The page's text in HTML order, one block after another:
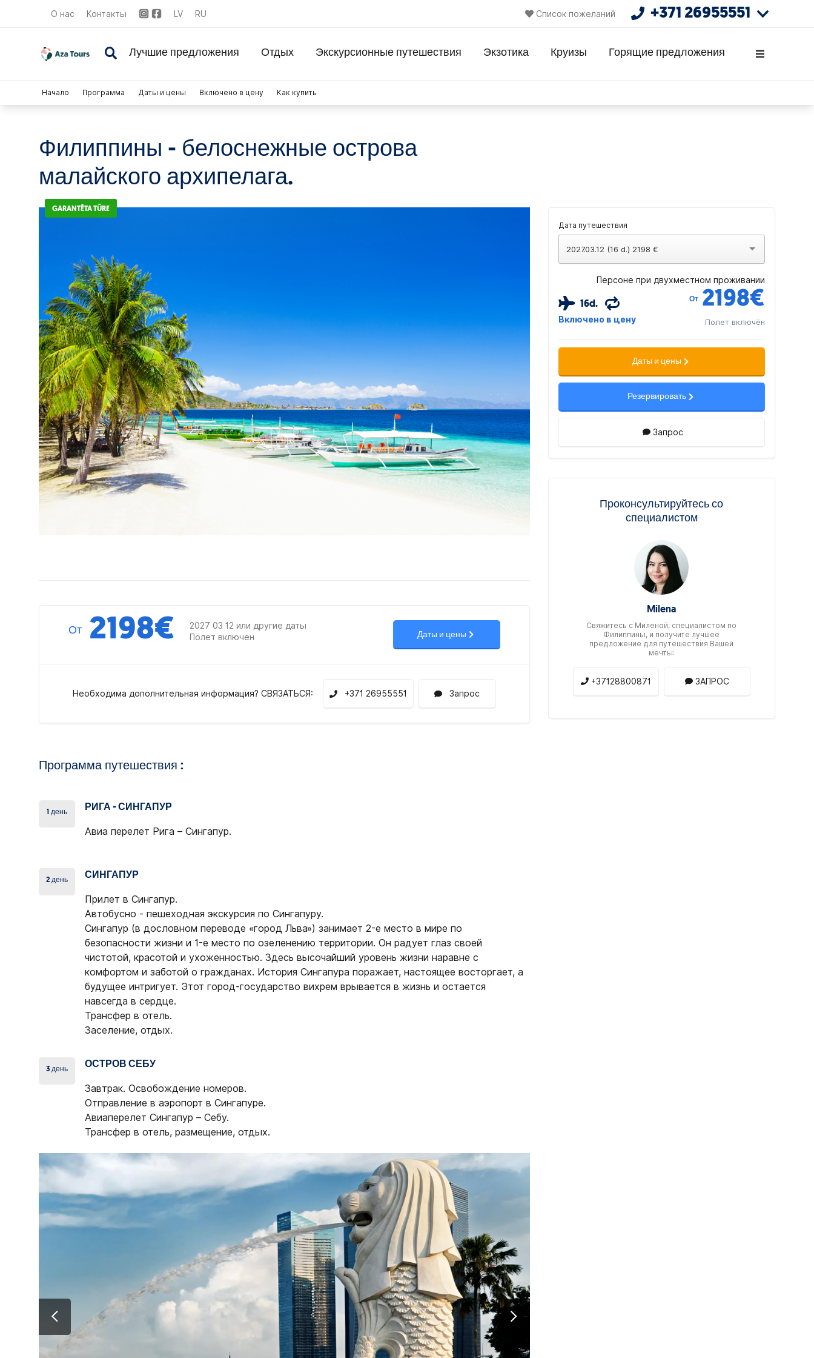
О нас Контакты LV RU Список пожеланий +371 26955551
Лучшие предложения Отдых Экскурсионные путешествия Экзотика Круизы Горящие предложения
Филиппины - белоснежные острова
малайского архипелага.
Начало Программа Даты и цены Включено в цену Как купить
GARANTĒTA TŪRE
От 2198€
2027 03 12 или другие даты
Полет включен
Даты и цены
Необходима дополнительная информация? СВЯЗАТЬСЯ: +371 26955551 Запрос
Программа путешествия :
1 день РИГА - СИНГАПУР
Авиа перелет Рига – Сингапур.
2 день СИНГАПУР
Прилет в Сингапур.
Автобусно - пешеходная экскурсия по Сингапуру.
Сингапур (в дословном переводе «город Льва») занимает 2-е место в мире по
безопасности жизни и 1-е место по озеленению территории. Он радует глаз своей
чистотой, красотой и ухоженностью. Здесь высочайший уровень жизни наравне с
комфортом и заботой о гражданах. История Сингапура поражает, настоящее восторгает, а
будущее интригует. Этот город-государство вихрем врывается в жизнь и остается
навсегда в сердце.
Трансфер в отель.
Заселение, отдых.
3 день ОСТРОВ СЕБУ
Завтрак. Освобождение номеров.
Отправление в аэропорт в Сингапуре.
Авиаперелет Сингапур – Себу.
Трансфер в отель, размещение, отдых.
Дата путешествия
2027.03.12 (16 d.) 2198 €
Персоне при двухместном проживании
16d.
От 2198€
Включено в цену Полет включён
Даты и цены
Резервировать
Запрос
Проконсультируйтесь со
специалистом
Milena
Свяжитесь c Миленой, специалистом по
Филиппины, и получите лучшее
предложение для путешествия Вашей
мечты:
+37128800871 ЗАПРОС